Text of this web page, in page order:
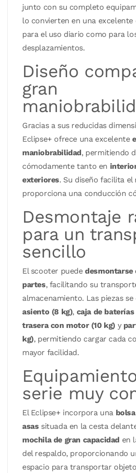
junto con su completo
lo convierten en una
para el uso diario como para
desplazamientos.
Diseño
gran
Gracias a sus reducidas
Eclipse+ ofrece una excelente
maniobrabilidad, permitiendo
cómodamente tanto en
exteriores. Su diseño facilita el
proporciona una conducción
Desmontaje
para un
sencillo
El scooter puededesmontarse
partes, facilitando su
almacenamiento. Las piezas se
asiento (8 kg), caja de baterías
trasera con motor (10 kg) y
kg), permitiendo cargar cada
mayor facilidad.
serie muy
El Eclipse+ incorpora una
asas situada en la cesta
mochila de gran capacidad en
del respaldo, proporcionando
espacio para transportar